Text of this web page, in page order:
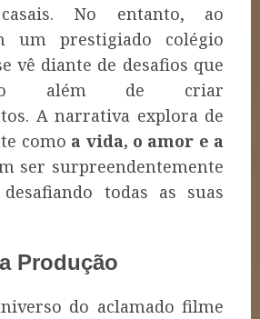
No entanto, ao
um prestigiado colégio
vê diante de desafios que
além de criar
A narrativa explora de
como a vida, o amor e a
ser surpreendentemente
desafiando todas as suas
Produção
do aclamado filme